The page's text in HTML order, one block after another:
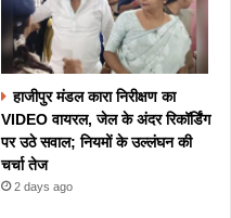
हाजीपुर मंडल कारा निरीक्षण का
VIDEO वायरल, जेल के अंदर रिकॉर्डिंग
पर उठे सवाल; नियमों के उल्लंघन की
चर्चा तेज
2 days ago